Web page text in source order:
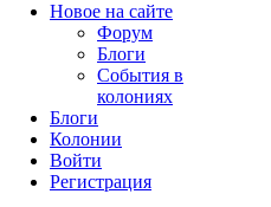
Новое на сайте
Форум
Блоги
События в
колониях
Блоги
Колонии
Войти
Peгиcтpaция